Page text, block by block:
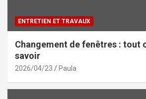
ENTRETIEN ET TRAVAUX
Changement de fenêtres : tout
savoir
2026/04/23 Paula